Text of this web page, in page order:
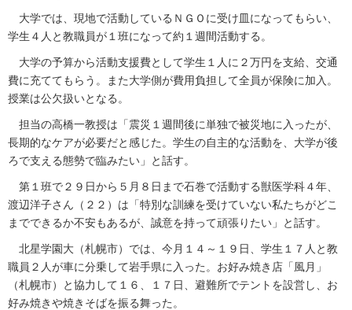
大学では、現地で活動しているＮＧＯに受け皿になってもらい、
学生４人と教職員が１班になって約１週間活動する。
大学の予算から活動支援費として学生１人に２万円を支給、交通
費に充ててもらう。また大学側が費用負担して全員が保険に加入。
授業は公欠扱いとなる。
担当の高橋一教授は「震災１週間後に単独で被災地に入ったが、
長期的なケアが必要だと感じた。学生の自主的な活動を、大学が後
ろで支える態勢で臨みたい」と話す。
第１班で２９日から５月８日まで石巻で活動する獣医学科４年、
渡辺洋子さん（２２）は「特別な訓練を受けていない私たちがどこ
までできるか不安もあるが、誠意を持って頑張りたい」と話す。
北星学園大（札幌市）では、今月１４～１９日、学生１７人と教
職員２人が車に分乗して岩手県に入った。お好み焼き店「風月」
（札幌市）と協力して１６、１７日、避難所でテントを設営し、お
好み焼きや焼きそばを振る舞った。